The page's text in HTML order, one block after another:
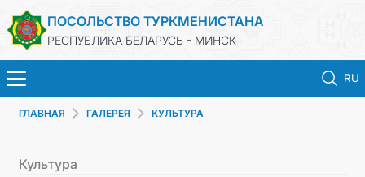
ПОСОЛЬСТВО ТУРКМЕНИСТАНА
РЕСПУБЛИКА БЕЛАРУСЬ - МИНСК
RU
ГЛАВНАЯ
ГЛАВНАЯ ГАЛЕРЕЯ КУЛЬТУРА
Культура